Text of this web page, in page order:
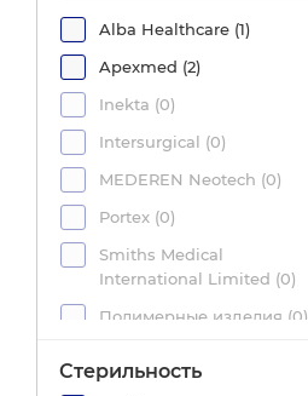
Alba Healthcare (1)
Apexmed (2)
Inekta (0)
Intersurgical (0)
MEDEREN Neotech (0)
Portex (0)
Smiths Medical
International Limited (0)
Полимерные изделия (0)
Стерильность